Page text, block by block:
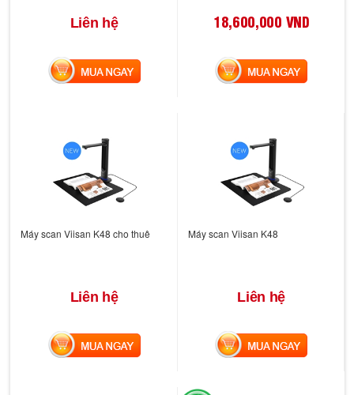
Liên hệ
MUA NGAY
18,600,000 VND
MUA NGAY
Máy scan Viisan K48 cho thuê
Liên hệ
MUA NGAY
Máy scan Viisan K48
Liên hệ
MUA NGAY